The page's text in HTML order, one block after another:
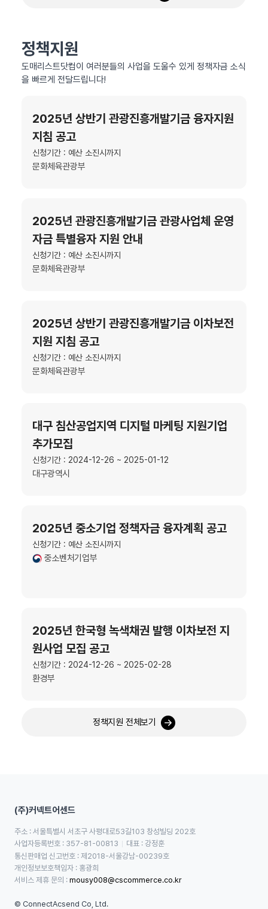
정책지원
도매리스트닷컴이 여러분들의 사업을 도울수 있게 정책자금 소식
을 빠르게 전달드립니다!
2025년 상반기 관광진흥개발기금 융자지원
지침 공고
신청기간 : 예산 소진시까지
문화체육관광부
2025년 관광진흥개발기금 관광사업체 운영
자금 특별융자 지원 안내
신청기간 : 예산 소진시까지
문화체육관광부
2025년 상반기 관광진흥개발기금 이차보전
지원 지침 공고
신청기간 : 예산 소진시까지
문화체육관광부
대구 침산공업지역 디지털 마케팅 지원기업
추가모집
신청기간 : 2024-12-26 ~ 2025-01-12
대구광역시
2025년 중소기업 정책자금 융자계획 공고
신청기간 : 예산 소진시까지
중소벤처기업부
2025년 한국형 녹색채권 발행 이차보전 지
원사업 모집 공고
신청기간 : 2024-12-26 ~ 2025-02-28
환경부
정책지원 전체보기
(주)커넥트어센드
주소 : 서울특별시 서초구 사평대로53길103 창성빌딩 202호
사업자등록번호 : 357-81-00813
대표 : 강정훈
통신판매업 신고번호 : 제2018-서울강남-00239호
개인정보보호책임자 : 홍광희
서비스 제휴 문의 : mousy008@cscommerce.co.kr
© ConnectAcsend Co, Ltd.